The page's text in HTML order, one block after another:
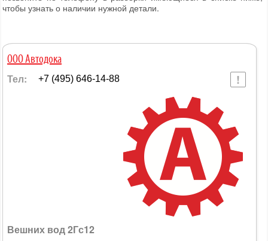
чтобы узнать о наличии нужной детали.
ООО Автодока
Тел: +7 (495) 646-14-88
Вешних вод 2Гс12